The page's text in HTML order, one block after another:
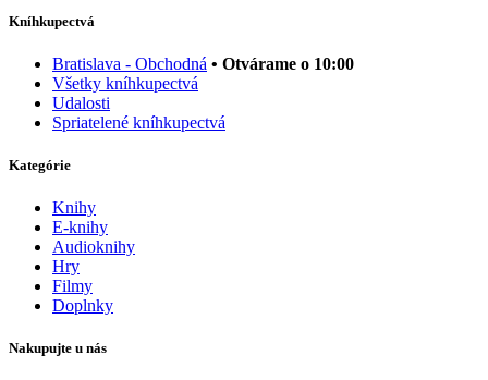
Kníhkupectvá
Bratislava - Obchodná • Otvárame o 10:00
Všetky kníhkupectvá
Udalosti
Spriatelené kníhkupectvá
Kategórie
Knihy
E-knihy
Audioknihy
Hry
Filmy
Doplnky
Nakupujte u nás